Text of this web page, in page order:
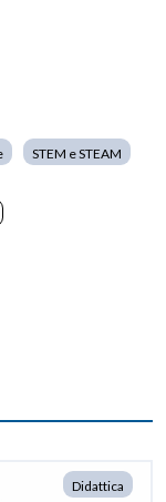
STEM e STEAM
Didattica